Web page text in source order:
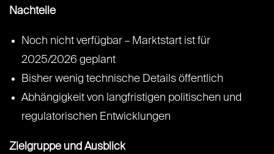
Nachteile
Noch nicht verfügbar – Marktstart ist für
2025/2026 geplant
Bisher wenig technische Details öffentlich
Abhängigkeit von langfristigen politischen und
regulatorischen Entwicklungen
Zielgruppe und Ausblick